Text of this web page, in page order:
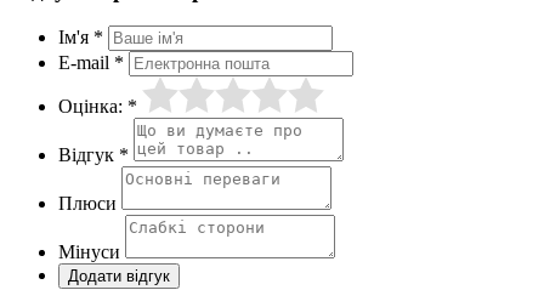
Ім'я *
E-mail *
Оцінка: *
Відгук *
Плюси
Мінуси